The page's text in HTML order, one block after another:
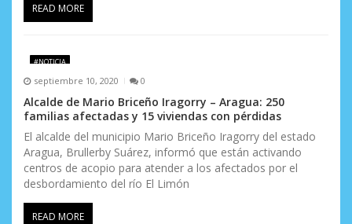
READ MORE
#NOTICIA
septiembre 10, 2020 0
Alcalde de Mario Briceño Iragorry – Aragua: 250
familias afectadas y 15 viviendas con pérdidas
El alcalde del municipio Mario Briceño Iragorry del estado
Aragua, Brullerby Suárez, informó que están activando
centros de acopio para atender a los afectados por el
desbordamiento del río El Limón
READ MORE